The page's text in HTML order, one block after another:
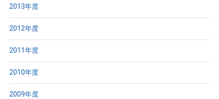
2013年度
2012年度
2011年度
2010年度
2009年度